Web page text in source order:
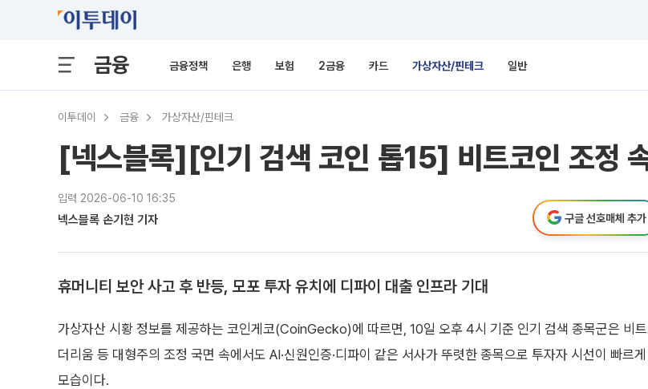
금융 금융정책 은행 보험 2금융 카드 가상자산/핀테크 일반
이투데이 금융 가상자산/핀테크
[넥스블록][인기 검색 코인 톱15] 비트코인 조정
입력 2026-06-10 16:35
넥스블록 손기현 기자 구글 선호매체 추가
휴머니티 보안 사고 후 반등, 모포 투자 유치에 디파이 대출 인프라 기대
가상자산 시황 정보를 제공하는 코인게코(CoinGecko)에 따르면, 10일 오후 4시 기준 인기 검색 종목군은 비트
더리움 등 대형주의 조정 국면 속에서도 AI·신원인증·디파이 같은 서사가 뚜렷한 종목으로 투자자 시선이 빠르
모습이다.